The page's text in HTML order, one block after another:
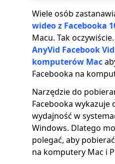
Wiele osób
wideo z Facebooka
Macu. Tak
AnyVid Facebook
komputerów Mac
Facebooka na
Narzędzie do
Facebooka wykazuje
wydajność w
Windows. Dlatego
polegać, aby
na komputery Mac i